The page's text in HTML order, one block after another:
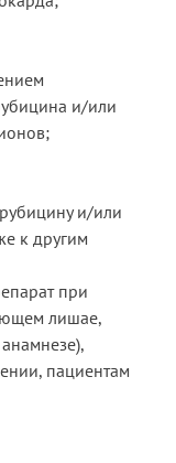
и/или
и/или
к другим
при
лишае,
пациентам